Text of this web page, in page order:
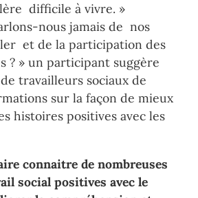
difficile à vivre. »
nous jamais de nos
et de la participation des
? » un participant suggère
travailleurs sociaux de
sur la façon de mieux
histoires positives avec les
connaitre de nombreuses
social positives avec le